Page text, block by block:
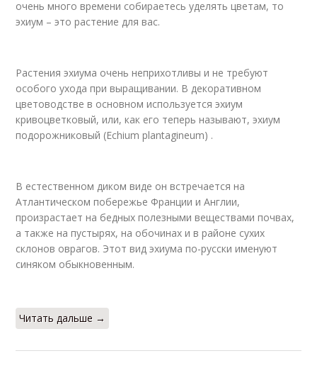
очень много времени собираетесь уделять цветам, то
эхиум – это растение для вас.
Растения эхиума очень неприхотливы и не требуют
особого ухода при выращивании. В декоративном
цветоводстве в основном используется эхиум
кривоцветковый, или, как его теперь называют, эхиум
подорожниковый (Echium plantagineum) .
В естественном диком виде он встречается на
Атлантическом побережье Франции и Англии,
произрастает на бедных полезными веществами почвах,
а также на пустырях, на обочинах и в районе сухих
склонов оврагов. Этот вид эхиума по-русски именуют
синяком обыкновенным.
Читать дальше →